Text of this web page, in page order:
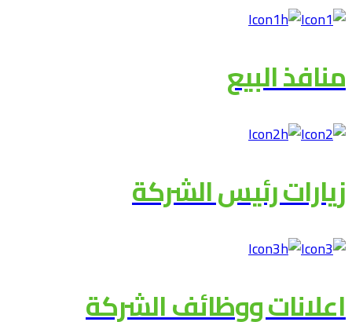
منافذ البيع
زيارات رئيس الشركة
اعلانات ووظائف الشركة